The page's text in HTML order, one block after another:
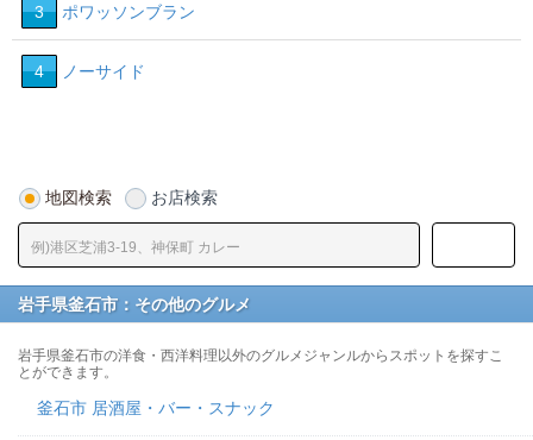
3 ポワッソンブラン
4 ノーサイド
地図検索 お店検索
岩手県釜石市：その他のグルメ
岩手県釜石市の洋食・西洋料理以外のグルメジャンルからスポットを探すこ
とができます。
釜石市 居酒屋・バー・スナック